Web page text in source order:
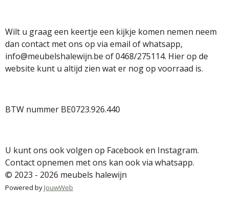
Wilt u graag een keertje een kijkje komen nemen neem
dan contact met ons op via email of whatsapp,
info@meubelshalewijn.be of 0468/275114. Hier op de
website kunt u altijd zien wat er nog op voorraad is.
BTW nummer BE0723.926.440
U kunt ons ook volgen op Facebook en Instagram.
Contact opnemen met ons kan ook via whatsapp.
© 2023 - 2026 meubels halewijn
Powered byJouwWeb